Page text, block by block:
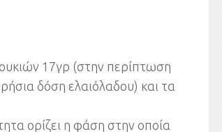
17γρ (στην περίπτωση
δόση ελαιόλαδου) και τα
ορίζει η φάση στην οποία